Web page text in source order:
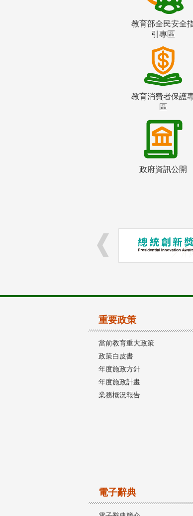
教育部全民安全
引專區
教育消費者保護
區
政府資訊公開
重要政策
當前教育重大政策
政策白皮書
年度施政方針
年度施政計畫
業務概況報告
電子辭典